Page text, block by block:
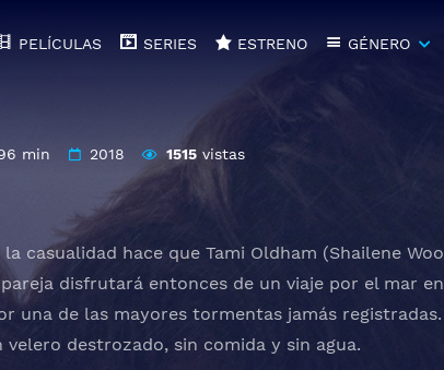
PELÍCULAS SERIES ESTRENO GÉNERO
min 2018 1515vistas
casualidad hace que Tami Oldham (Shailene
disfrutará entonces de un viaje por el mar
una de las mayores tormentas jamás
destrozado, sin comida y sin agua.